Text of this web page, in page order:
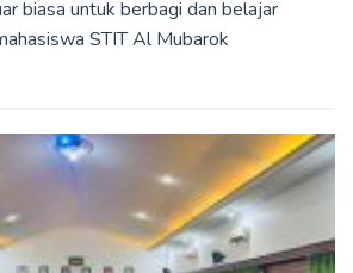
biasa untuk berbagi dan belajar
STIT Al Mubarok